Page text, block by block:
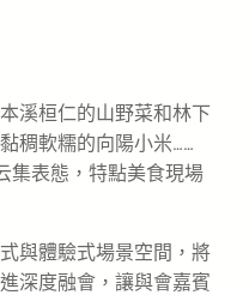
溪桓仁的山野菜和林下
稠軟糯的向陽小米……
集表態，特點美食現場
與體驗式場景空間，將
深度融會，讓與會嘉賓